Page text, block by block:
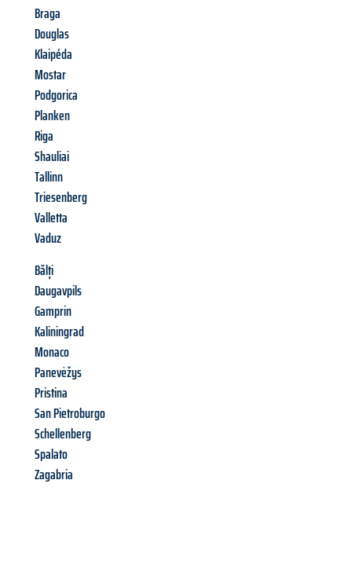
Braga
Douglas
Klaipéda
Mostar
Podgorica
Planken
Riga
Shauliai
Tallinn
Triesenberg
Valletta
Vaduz
Bălți
Daugavpils
Gamprin
Kaliningrad
Monaco
Panevėžys
Pristina
San Pietroburgo
Schellenberg
Spalato
Zagabria